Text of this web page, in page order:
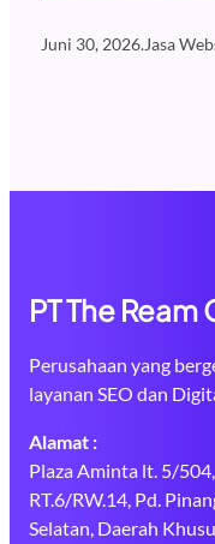
Juni 30, 2026.Jasa
PT The Ream
Perusahaan yang
layanan SEO dan
Alamat :
Plaza Aminta lt. 5/
RT.6/RW.14, Pd.
Selatan, Daerah